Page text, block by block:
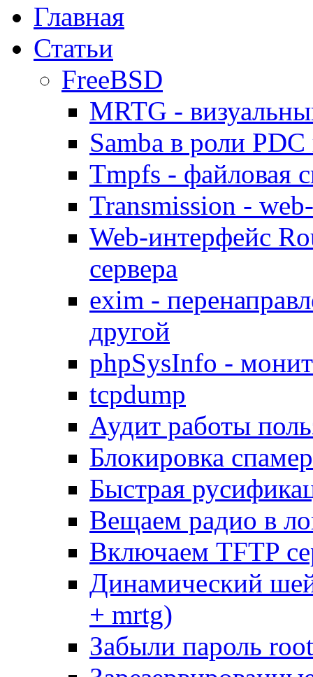
Главная
Статьи
FreeBSD
MRTG -
Samba в роли
Tmpfs - файловая
Transmission -
Web-интерфейс
сервера
exim -
другой
phpSysInfo -
tcpdump
Аудит работы
Блокировка
Быстрая
Вещаем радио в
Включаем TFTP
Динамический
+ mrtg)
Забыли пароль